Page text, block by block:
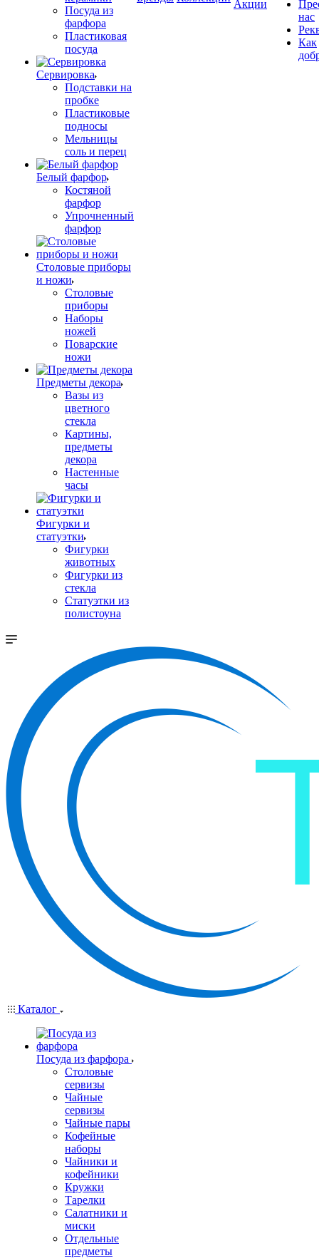
Посуда из
фарфора
Пластиковая
посуда
Сервировка
Подставки на
пробке
Пластиковые
подносы
Мельницы
соль и перец
Белый фарфор
Костяной
фарфор
Упрочненный
фарфор
Столовые приборы
и ножи
Столовые
приборы
Наборы
ножей
Поварские
ножи
Предметы декора
Вазы из
цветного
стекла
Картины,
предметы
декора
Настенные
часы
Фигурки и
статуэтки
Фигурки
животных
Фигурки из
стекла
Статуэтки из
полистоуна
Акции
нас
Как
Каталог
Посуда из фарфора
Столовые
сервизы
Чайные
сервизы
Чайные пары
Кофейные
наборы
Чайники и
кофейники
Кружки
Тарелки
Салатники и
миски
Отдельные
предметы